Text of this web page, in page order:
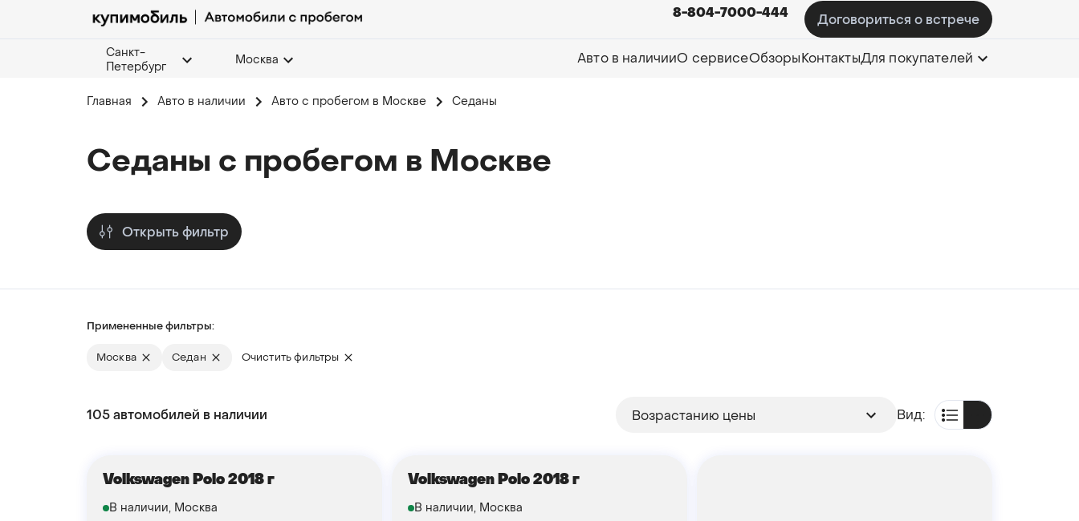
8-804-7000-444 Договориться о встрече
Санкт-
Петербург
Москва Авто в наличииО сервисеОбзорыКонтактыДля покупателей
Главная Авто в наличии Авто с пробегом в Москве Седаны
Седаны с пробегом в Москве
Открыть фильтр
Примененные фильтры:
Москва Седан Очистить фильтры
105 автомобилей в наличии Возрастанию цены Вид:
Volkswagen Polo 2018 г
В наличии, Москва
Volkswagen Polo 2018 г
В наличии, Москва